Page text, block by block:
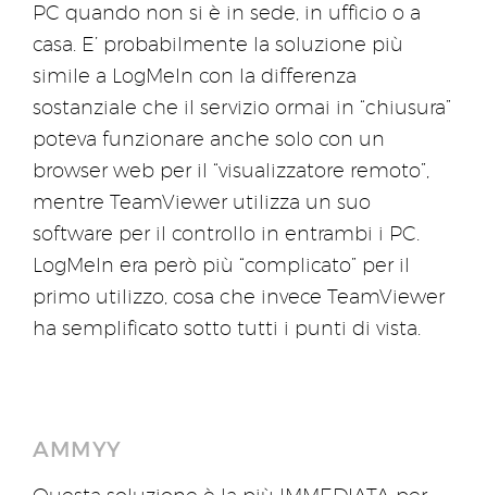
PC quando non si è in sede, in ufficio o a
casa. E’ probabilmente la soluzione più
simile a LogMeIn con la differenza
sostanziale che il servizio ormai in “chiusura”
poteva funzionare anche solo con un
browser web per il “visualizzatore remoto”,
mentre TeamViewer utilizza un suo
software per il controllo in entrambi i PC.
LogMeIn era però più “complicato” per il
primo utilizzo, cosa che invece TeamViewer
ha semplificato sotto tutti i punti di vista.
AMMYY